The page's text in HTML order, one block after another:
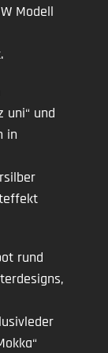
Modell
uni“ und
in
rund